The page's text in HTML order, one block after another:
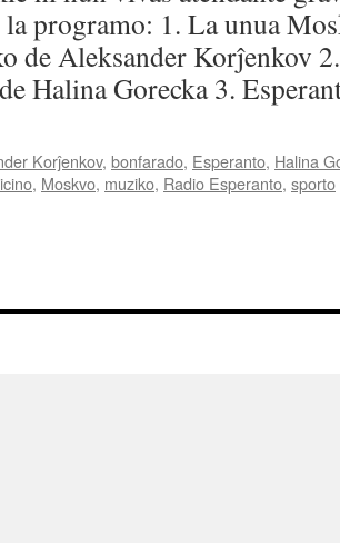
programo: 1. La unua
de Aleksander Korĵenkov
Halina Gorecka 3.
Korĵenkov, bonfarado, Esperanto, Halina
, Moskvo, muziko, Radio Esperanto, sporto